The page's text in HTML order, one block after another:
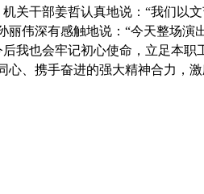
关干部姜哲认真地说：“我们以
伟深有感触地说：“今天整场
我也会牢记初心使命，立足本
、携手奋进的强大精神合力，